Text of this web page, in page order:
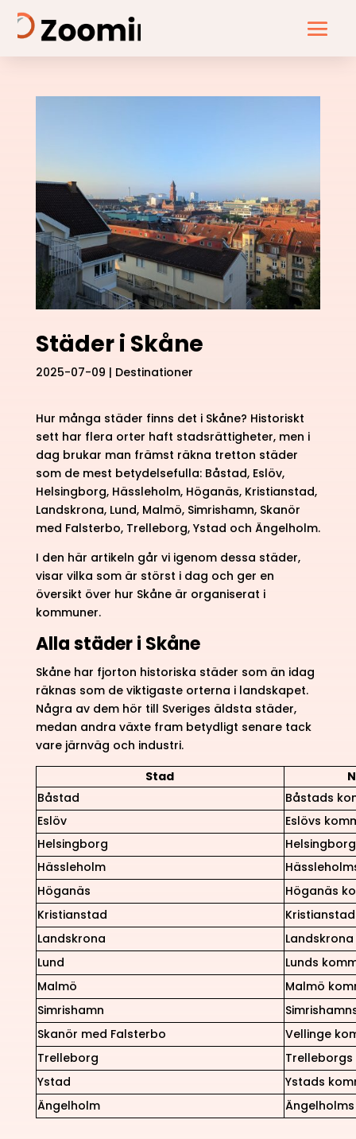
Städer i Skåne
2025-07-09 | Destinationer
Hur många städer finns det i Skåne? Historiskt
sett har flera orter haft stadsrättigheter, men i
dag brukar man främst räkna tretton städer
som de mest betydelsefulla: Båstad, Eslöv,
Helsingborg, Hässleholm, Höganäs, Kristianstad,
Landskrona, Lund, Malmö, Simrishamn, Skanör
med Falsterbo, Trelleborg, Ystad och Ängelholm.
I den här artikeln går vi igenom dessa städer,
visar vilka som är störst i dag och ger en
översikt över hur Skåne är organiserat i
kommuner.
Alla städer i Skåne
Skåne har fjorton historiska städer som än idag
räknas som de viktigaste orterna i landskapet.
Några av dem hör till Sveriges äldsta städer,
medan andra växte fram betydligt senare tack
vare järnväg och industri.
Stad
Båstad
Båstads
Eslöv
Eslövs
Helsingborg
Hässleholm
Höganäs
Höganäs
Kristianstad
Landskrona
Lund
Lunds
Malmö
Malmö
Simrishamn
Skanör med Falsterbo
Vellinge
Trelleborg
Ystad
Ystads
Ängelholm